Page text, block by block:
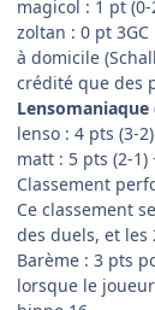
magicol : 1 pt (0-
zoltan : 0 pt
à domicile
crédité que des
lenso : 4 pts (3-
matt : 5 pts (2-1)
Classement
Ce classement
des duels, et les
Barème : 3 pts
lorsque le